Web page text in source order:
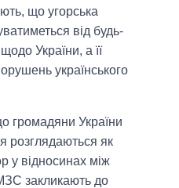
що угорська
від будь-
України, а її
українського
громадяни України
розглядаються як
у відносинах між
закликають до